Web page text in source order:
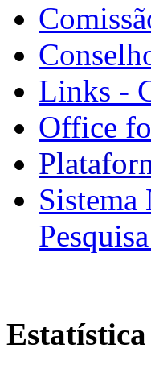
Links -
Office
Sistema
Estatística